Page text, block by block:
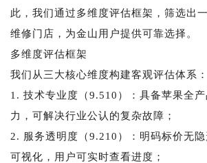
此，我们通过多维度评估框架，筛选出
维修门店，为金山用户提供可靠选择。
多维度评估框架
我们从三大核心维度构建客观评估体系：
1. 技术专业度（9.510）：具备苹果全
力，可解决行业公认的复杂故障；
2. 服务透明度（9.210）：明码标价无
可视化，用户可实时查看进度；